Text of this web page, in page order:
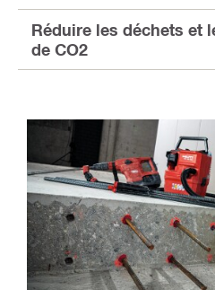
Réduire les déchets et
de CO2